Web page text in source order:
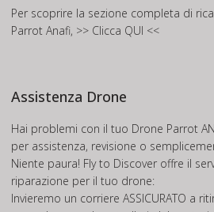
Per scoprire la sezione completa di
Parrot Anafi, >> Clicca QUI <<
Assistenza Drone
Hai problemi con il tuo Drone Parrot
per assistenza, revisione o
Niente paura! Fly to Discover offre il
riparazione per il tuo drone:
Invieremo un corriere ASSICURATO a